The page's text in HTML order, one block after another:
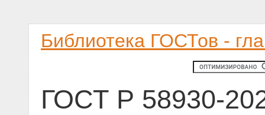
Библиотека ГОСТов -
ГОСТ Р 58930-